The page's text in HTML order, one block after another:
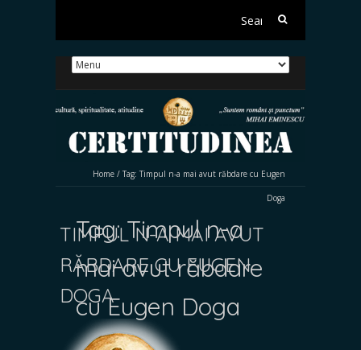
Search
Home / Tag: Timpul n-a mai avut răbdare cu Eugen
Doga
Tag:Timpul n-a
mai avut răbdare
cu Eugen Doga
TIMPUL N-A MAI AVUT
RĂBDARE CU EUGEN
DOGA